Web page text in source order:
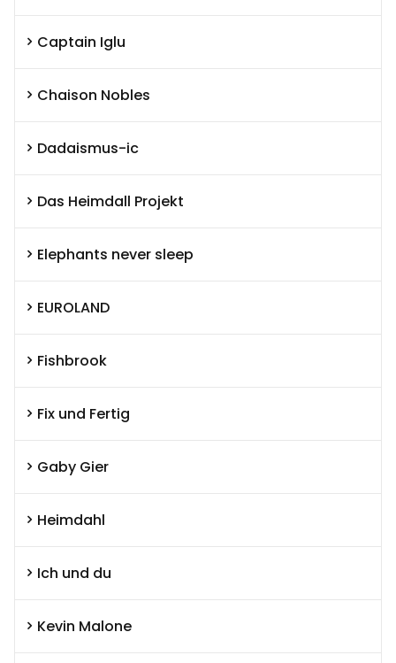
Captain Iglu
Chaison Nobles
Dadaismus-ic
Das Heimdall Projekt
Elephants never sleep
EUROLAND
Fishbrook
Fix und Fertig
Gaby Gier
Heimdahl
Ich und du
Kevin Malone